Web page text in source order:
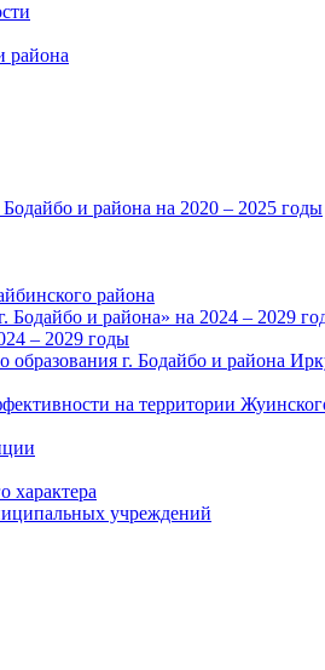
района
и района на 2020 – 2025 годы
района
Бодайбо и района» на 2024 – 2029
– 2029 годы
г. Бодайбо и района
на территории
характера
учреждений